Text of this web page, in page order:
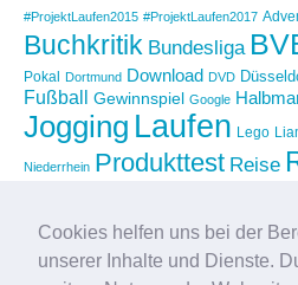
Cookies helfen uns bei der
unserer Inhalte und Dienste.
#ProjektLaufen2015 #ProjektLaufen2017
Buchkritik Bundesliga
Pokal Dortmund Download DVD
Fußball Gewinnspiel Google
Jogging Laufen Lego
Niederrhein Produkttest Reise
Twitter Urlaub Video vimeo
Compilation
YouTube